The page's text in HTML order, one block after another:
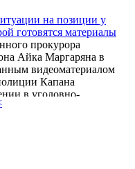
на позиции у
готовятся материалы
прокурора
Айка Маргаряна в
видеоматериалом
Капана
в уголовно-
готовятся
условий службы,
наличия в них
и следовательно
Как сообщает